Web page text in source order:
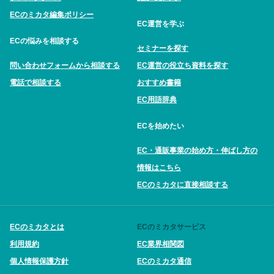
ECのミカタ編集ポリシー
ECの悩みを相談する
問い合わせフォームから相談する
電話で相談する
EC運営を学ぶ
セミナーを探す
EC運営の役立ち資料を探す
おすすめ書籍
EC用語辞典
ECを始めたい
EC・通販事業の始め方・伸ばし方の
情報はこちら
ECのミカタに直接相談する
ECのミカタとは
利用規約
個人情報保護方針
ECのミカタサービス
EC業界相関図
ECのミカタ通信